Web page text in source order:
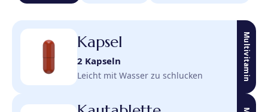
Kapsel
2 Kapseln
Leicht mit Wasser zu schlucken Multivitamin